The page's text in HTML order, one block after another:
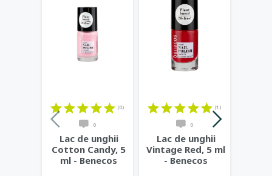
(0)
0
Lac de unghii
Cotton Candy, 5
ml - Benecos
(1)
0
Lac de unghii
Vintage Red, 5 ml
- Benecos